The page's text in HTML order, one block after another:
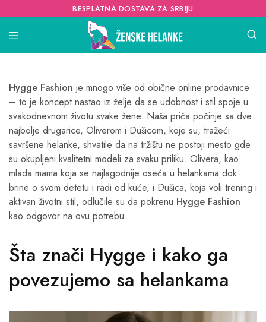
BESPLATNA DOSTAVA ZA SRBIJU
Hygge Fashion je mnogo više od obične online prodavnice
– to je koncept nastao iz želje da se udobnost i stil spoje u
svakodnevnom životu svake žene. Naša priča počinje sa dve
najbolje drugarice, Oliverom i Dušicom, koje su, tražeći
savršene helanke, shvatile da na tržištu ne postoji mesto gde
su okupljeni kvalitetni modeli za svaku priliku. Olivera, kao
mlada mama koja se najlagodnije oseća u helankama dok
brine o svom detetu i radi od kuće, i Dušica, koja voli trening i
aktivan životni stil, odlučile su da pokrenu Hygge Fashion
kao odgovor na ovu potrebu.
Šta znači Hygge i kako ga
povezujemo sa helankama